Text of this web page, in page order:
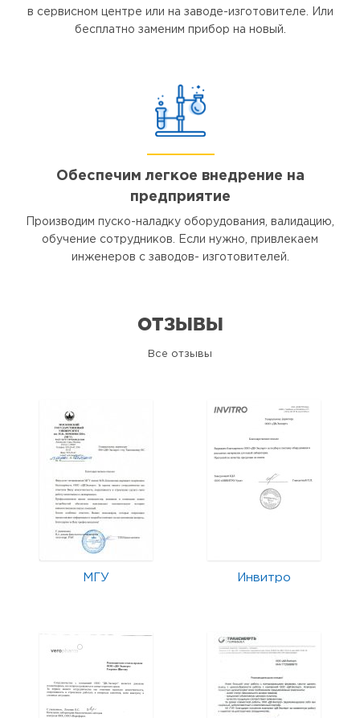
в сервисном центре или на заводе-изготовителе. Или
бесплатно заменим прибор на новый.
Обеспечим легкое внедрение на
предприятие
Производим пуско-наладку оборудования, валидацию,
обучение сотрудников. Если нужно, привлекаем
инженеров с заводов- изготовителей.
ОТЗЫВЫ
Все отзывы
МГУ Инвитро